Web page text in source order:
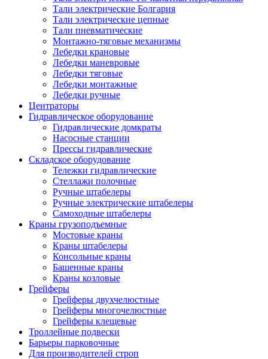
Тали электрические Болгария
Тали электрические цепные
Тали пневматические
Монтажно-тяговые механизмы
Лебедки крановые
Лебедки маневровые
Лебедки тяговые
Лебедки монтажные
Лебедки ручные
Центраторы
Гидравлическое оборудование
Гидравлические домкраты
Насосные станции
Прессы гидравлические
Складское оборудование
Тележки гидравлические
Cтеллажи полочные
Ручные штабелеры
Ручные электрические штабелеры
Самоходные штабелеры
Краны грузоподъемные
Мостовые краны
Краны штабелеры
Консольные краны
Башенные краны
Краны козловые
Грейферы
Грейферы двухчелюстные
Грейферы многочелюстные
Грейферы клещевые
Троллейные подвески
Барьеры парковочные
Для производителей строп